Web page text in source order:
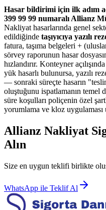
Hasar bildirimi için ilk adım
399 99 99 numaralı Allianz
Nakliyat hasarlarında genel
edildiğinde taşıyıcıya yazılı
fatura, taşıma belgeleri +
sörvey raporunun hasar
hızlandırır. Konteyner
yük hasarlı bulunursa, yazılı
— sonraki süreçte hasarın
oluştuğunu ispatlamanın temel
süre koşulları poliçenin özel
yorumlama ve kloz
Allianz Nakliyat
Alın
Size en uygun teklifi birlikte
WhatsApp ile Teklif Al